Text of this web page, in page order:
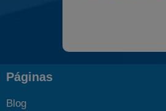
Páginas
Blog